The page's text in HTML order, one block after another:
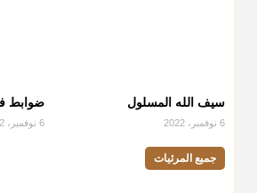
سيف الله المسلول
6 نوفمبر، 2022
ضوابط
6 نوفمبر، 2022
جميع المرئيات